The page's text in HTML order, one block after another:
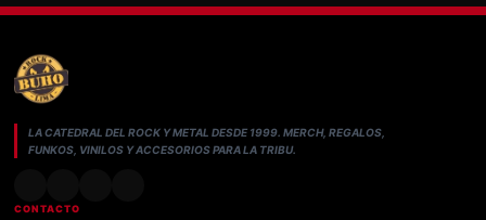
LA CATEDRAL DEL ROCK Y METAL DESDE 1999. MERCH, REGALOS,
FUNKOS, VINILOS Y ACCESORIOS PARA LA TRIBU.
CONTACTO